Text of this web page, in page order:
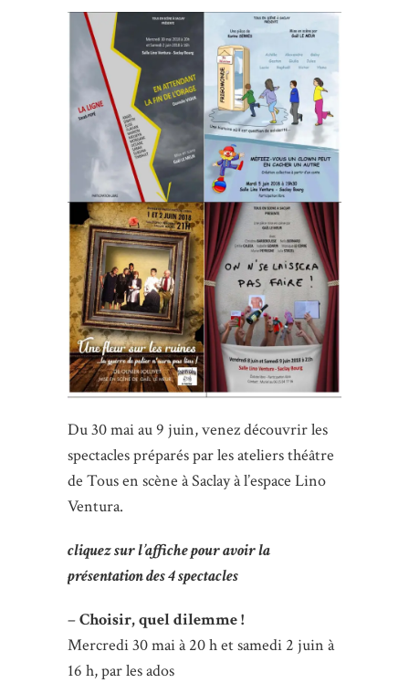
Du 30 mai au 9 juin, venez découvrir les
spectacles préparés par les ateliers théâtre
de Tousen scène à Saclay à l’espace Lino
Ventura.
cliquez sur l’affiche pour avoir la
présentation des 4 spectacles
–Choisir, quel dilemme !
Mercredi 30 mai à 20 h et samedi 2 juin à
16 h, par les ados